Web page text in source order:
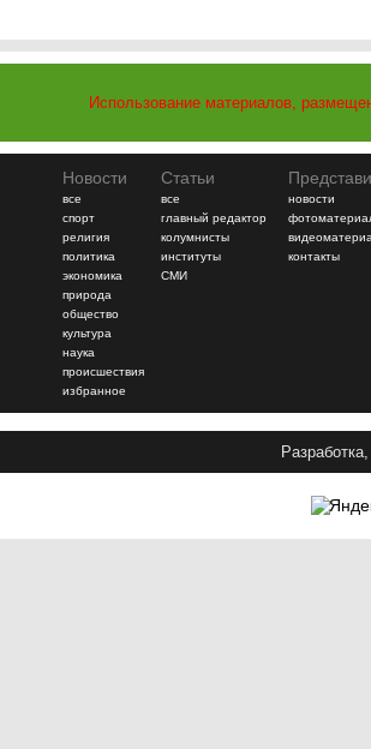
Использование материалов,
Новости
все
спорт
религия
политика
экономика
природа
общество
культура
наука
происшествия
избранное
Статьи
все
главный редактор
колумнисты
институты
СМИ
новости
контакты